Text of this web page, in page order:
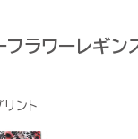
フラワーレギン
ント